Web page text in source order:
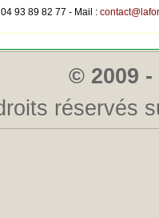
93 89 82 77 - Mail :
© 2009
réservés